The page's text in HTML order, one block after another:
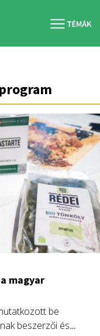
magyar
be
beszerzői és